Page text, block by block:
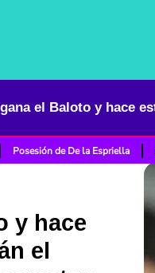
Posesión de De la Espriella
y hace
el